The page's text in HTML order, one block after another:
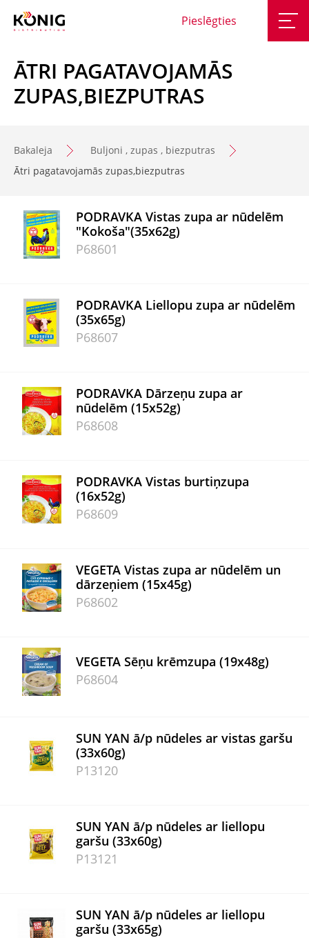
Pieslēgties
ĀTRI PAGATAVOJAMĀS
ZUPAS,BIEZPUTRAS
Bakaleja
Buljoni , zupas , biezputras
Ātri pagatavojamās zupas,biezputras
PODRAVKA Vistas zupa ar nūdelēm
"Kokoša"(35x62g)
P68601
PODRAVKA Liellopu zupa ar nūdelēm
(35x65g)
P68607
PODRAVKA Dārzeņu zupa ar
nūdelēm (15x52g)
P68608
PODRAVKA Vistas burtiņzupa
(16x52g)
P68609
VEGETA Vistas zupa ar nūdelēm un
dārzeņiem (15x45g)
P68602
VEGETA Sēņu krēmzupa (19x48g)
P68604
SUN YAN ā/p nūdeles ar vistas garšu
(33x60g)
P13120
SUN YAN ā/p nūdeles ar liellopu
garšu (33x60g)
P13121
SUN YAN ā/p nūdeles ar liellopu
garšu (33x65g)